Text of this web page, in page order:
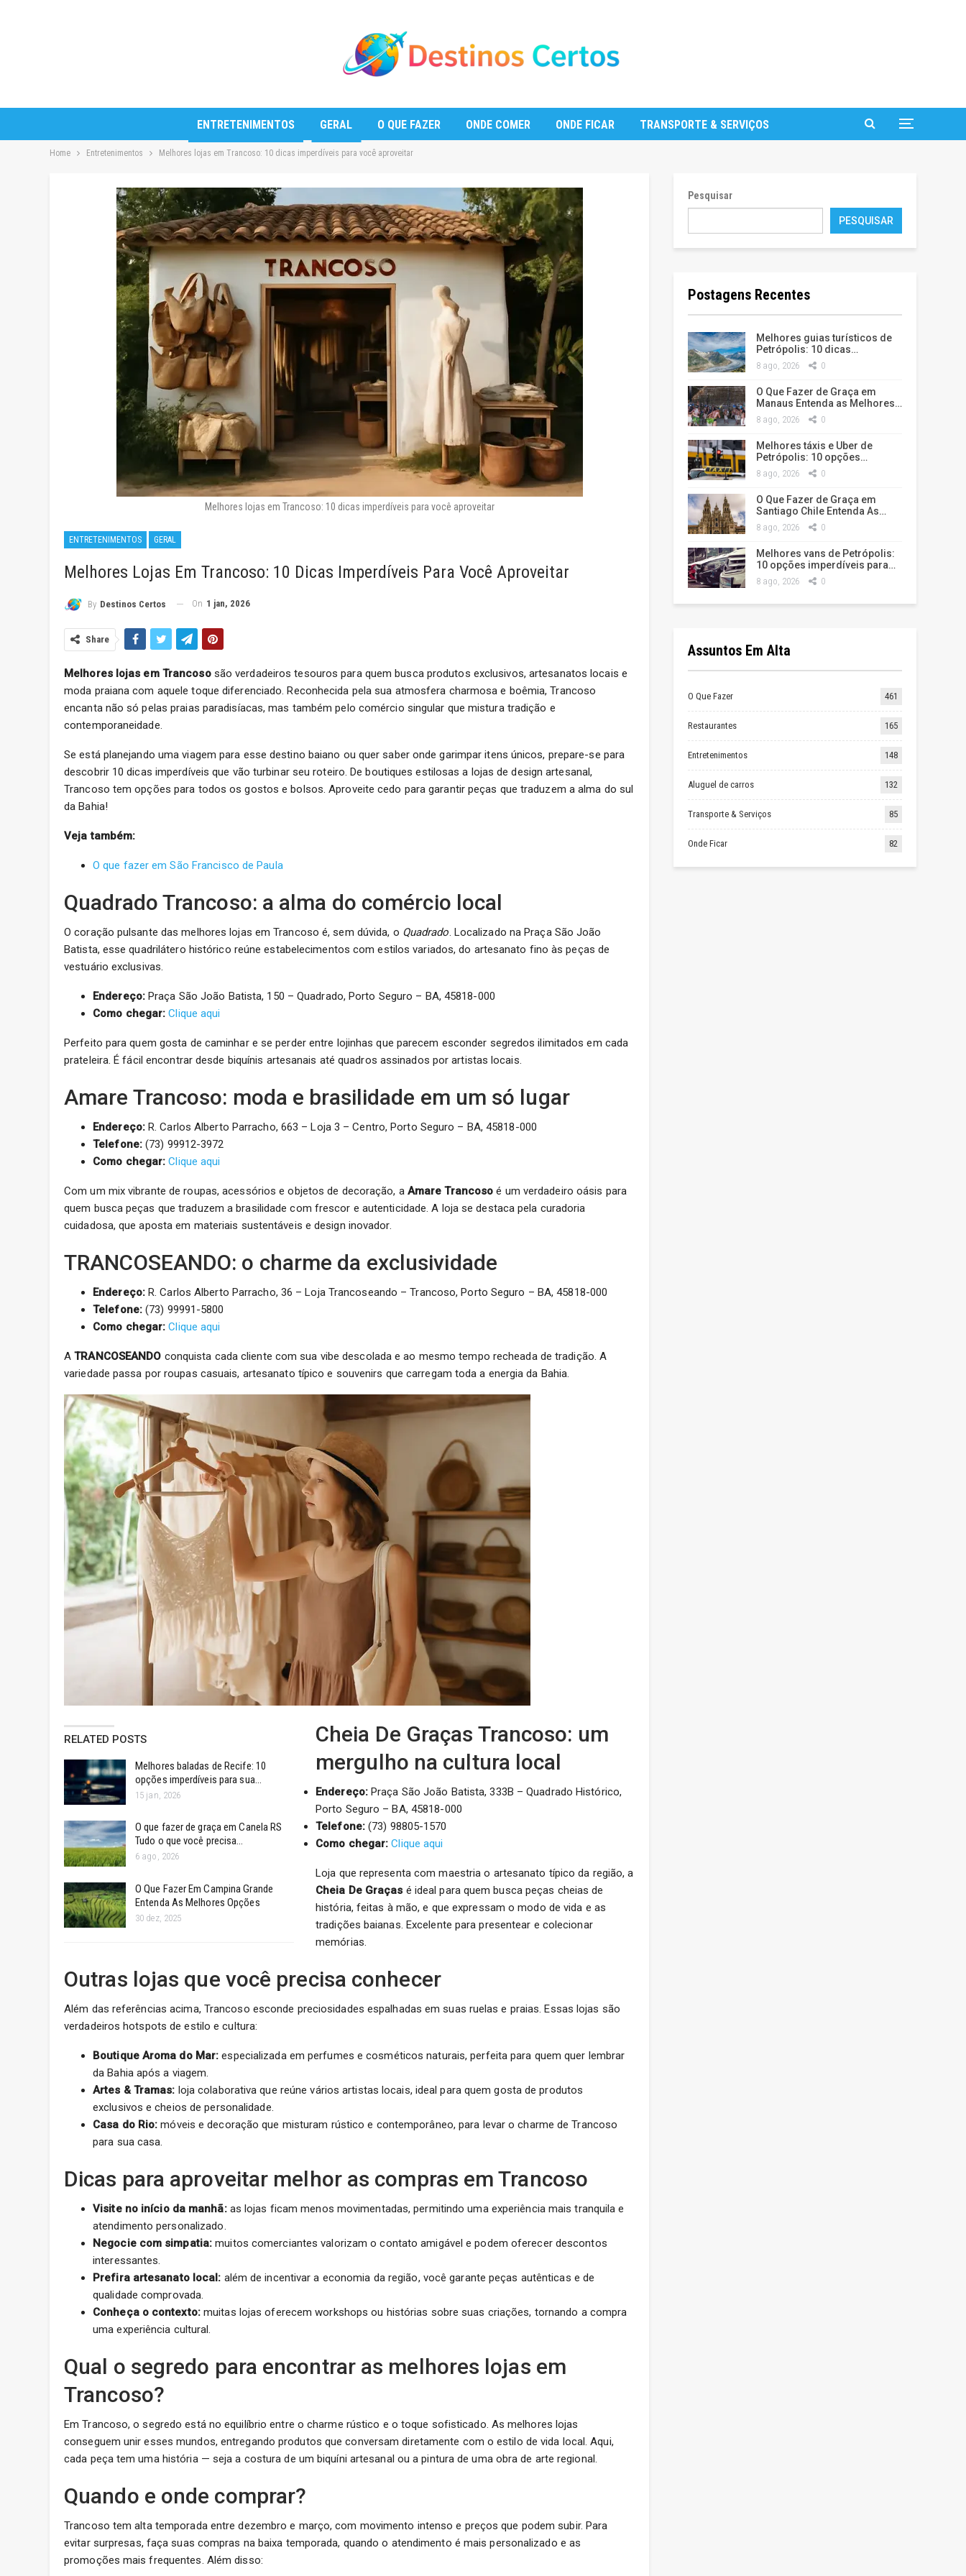
ENTRETENIMENTOS GERAL O QUE FAZER ONDE COMER ONDE FICAR TRANSPORTE & SERVIÇOS
Home Entretenimentos Melhores lojas em Trancoso: 10 dicas imperdíveis para você aproveitar
Melhores lojas em Trancoso: 10 dicas imperdíveis para você aproveitar
ENTRETENIMENTOS GERAL
Melhores Lojas Em Trancoso: 10 Dicas Imperdíveis Para Você Aproveitar
By Destinos Certos On 1 jan, 2026
Share
Melhores lojas em Trancososão verdadeiros tesouros para quem busca produtos exclusivos, artesanatos locais e
moda praiana com aquele toque diferenciado. Reconhecida pela sua atmosfera charmosa e boêmia, Trancoso
encanta não só pelas praias paradisíacas, mas também pelo comércio singular que mistura tradição e
contemporaneidade.
Se está planejando uma viagem para esse destino baiano ou quer saber onde garimpar itens únicos, prepare-se para
descobrir 10 dicas imperdíveis que vão turbinar seu roteiro. De boutiques estilosas a lojas de design artesanal,
Trancoso tem opções para todos os gostos e bolsos. Aproveite cedo para garantir peças que traduzem a alma do sul
da Bahia!
Veja também:
O que fazer em São Francisco de Paula
Quadrado Trancoso: a alma do comércio local
O coração pulsante das melhores lojas em Trancoso é, sem dúvida, o Quadrado . Localizado na Praça São João
Batista, esse quadrilátero histórico reúne estabelecimentos com estilos variados, do artesanato fino às peças de
vestuário exclusivas.
Endereço:Praça São João Batista, 150 – Quadrado, Porto Seguro – BA, 45818-000
Como chegar: Clique aqui
Perfeito para quem gosta de caminhar e se perder entre lojinhas que parecem esconder segredos ilimitados em cada
prateleira. É fácil encontrar desde biquínis artesanais até quadros assinados por artistas locais.
Amare Trancoso: moda e brasilidade em um só lugar
Endereço:R. Carlos Alberto Parracho, 663 – Loja 3 – Centro, Porto Seguro – BA, 45818-000
Telefone:(73) 99912-3972
Como chegar: Clique aqui
Com um mix vibrante de roupas, acessórios e objetos de decoração, a Amare Trancoso é um verdadeiro oásis para
quem busca peças que traduzem a brasilidade com frescor e autenticidade. A loja se destaca pela curadoria
cuidadosa, que aposta em materiais sustentáveis e design inovador.
TRANCOSEANDO: o charme da exclusividade
Endereço:R. Carlos Alberto Parracho, 36 – Loja Trancoseando – Trancoso, Porto Seguro – BA, 45818-000
Telefone:(73) 99991-5800
Como chegar: Clique aqui
ATRANCOSEANDO conquista cada cliente com sua vibe descolada e ao mesmo tempo recheada de tradição. A
variedade passa por roupas casuais, artesanato típico e souvenirs que carregam toda a energia da Bahia.
RELATED POSTS
Melhores baladas de Recife: 10
opções imperdíveis para sua…
15 jan, 2026
O que fazer de graça em Canela RS
Tudo o que você precisa…
6 ago, 2026
O Que Fazer Em Campina Grande
Entenda As Melhores Opções
30 dez, 2025
Cheia De Graças Trancoso: um
mergulho na cultura local
Endereço:Praça São João Batista, 333B – Quadrado Histórico,
Porto Seguro – BA, 45818-000
Telefone:(73) 98805-1570
Como chegar: Clique aqui
Loja que representa com maestria o artesanato típico da região, a
Cheia De Graças é ideal para quem busca peças cheias de
história, feitas à mão, e que expressam o modo de vida e as
tradições baianas. Excelente para presentear e colecionar
memórias.
Outras lojas que você precisa conhecer
Além das referências acima, Trancoso esconde preciosidades espalhadas em suas ruelas e praias. Essas lojas são
verdadeiros hotspots de estilo e cultura:
Boutique Aroma do Mar: especializada em perfumes e cosméticos naturais, perfeita para quem quer lembrar
da Bahia após a viagem.
Artes & Tramas: loja colaborativa que reúne vários artistas locais, ideal para quem gosta de produtos
exclusivos e cheios de personalidade.
Casa do Rio: móveis e decoração que misturam rústico e contemporâneo, para levar o charme de Trancoso
para sua casa.
Dicas para aproveitar melhor as compras em Trancoso
Visite no início da manhã:as lojas ficam menos movimentadas, permitindo uma experiência mais tranquila e
atendimento personalizado.
Negocie com simpatia: muitos comerciantes valorizam o contato amigável e podem oferecer descontos
interessantes.
Prefira artesanato local: além de incentivar a economia da região, você garante peças autênticas e de
qualidade comprovada.
Conheça o contexto:muitas lojas oferecem workshops ou histórias sobre suas criações, tornando a compra
uma experiência cultural.
Qual o segredo para encontrar as melhores lojas em
Trancoso?
Em Trancoso, o segredo está no equilíbrio entre o charme rústico e o toque sofisticado. As melhores lojas
conseguem unir esses mundos, entregando produtos que conversam diretamente com o estilo de vida local. Aqui,
cada peça tem uma história — seja a costura de um biquíni artesanal ou a pintura de uma obra de arte regional.
Quando e onde comprar?
Trancoso tem alta temporada entre dezembro e março, com movimento intenso e preços que podem subir. Para
evitar surpresas, faça suas compras na baixa temporada, quando o atendimento é mais personalizado e as
promoções mais frequentes. Além disso:
Pesquisar
PESQUISAR
Postagens Recentes
Melhores guias turísticos de
Petrópolis: 10 dicas…
8 ago, 2026 0
O Que Fazer de Graça em
Manaus Entenda as Melhores…
8 ago, 2026 0
Melhores táxis e Uber de
Petrópolis: 10 opções…
8 ago, 2026 0
O Que Fazer de Graça em
Santiago Chile Entenda As…
8 ago, 2026 0
Melhores vans de Petrópolis:
10 opções imperdíveis para…
8 ago, 2026 0
Assuntos Em Alta
O Que Fazer 461
Restaurantes 165
Entretenimentos 148
Aluguel de carros 132
Transporte & Serviços 85
Onde Ficar 82